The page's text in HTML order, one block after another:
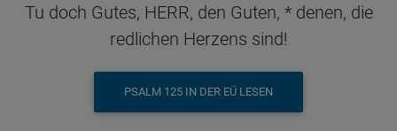
Tu doch Gutes, HERR, den Guten, * denen, die
redlichen Herzens sind!
PSALM 125 IN DER EÜ LESEN